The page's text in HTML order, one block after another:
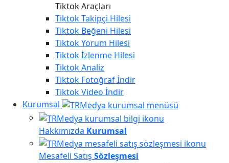
Tiktok Araçları
TiktokTakipçi Hilesi
Tiktok Beğeni Hilesi
TiktokYorum Hilesi
Tiktokİzlenme Hilesi
TiktokAnaliz
Tiktok Fotoğraf İndir
TiktokVideo İndir
Kurumsal
Hakkımızda Kurumsal
Mesafeli Satış Sözleşmesi